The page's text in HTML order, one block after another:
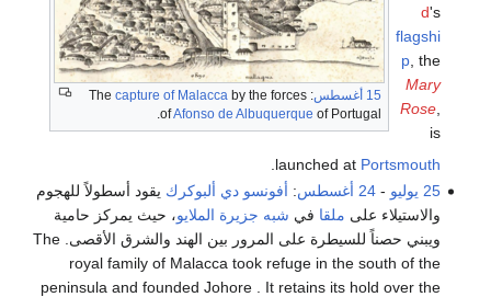
15 أغسطس : The
capture of Malacca by the forces
ofAfonso de Albuquerque of Portugal.
d's
flagshi
p, the
Mary
Rose,
is
launched at Portsmouth
.
25 يوليو
-24 أغسطس : أفونسو دي ألبوكرك يقود أسطولاً للهجوم
والاستيلاء على ملقا في شبه جزيرة الملايو، حيث يمركز حامية
ويبني حصناً للسيطرة على المرور بين الهند والشرق الأقصى. The
royal family of Malacca took refuge in the south of the
peninsula and founded Johore . It retains its hold over the